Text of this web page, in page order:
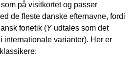
på visitkortet og passer
de fleste danske efternavne, fordi
fonetik (Yudtales som det
i internationale varianter). Her er